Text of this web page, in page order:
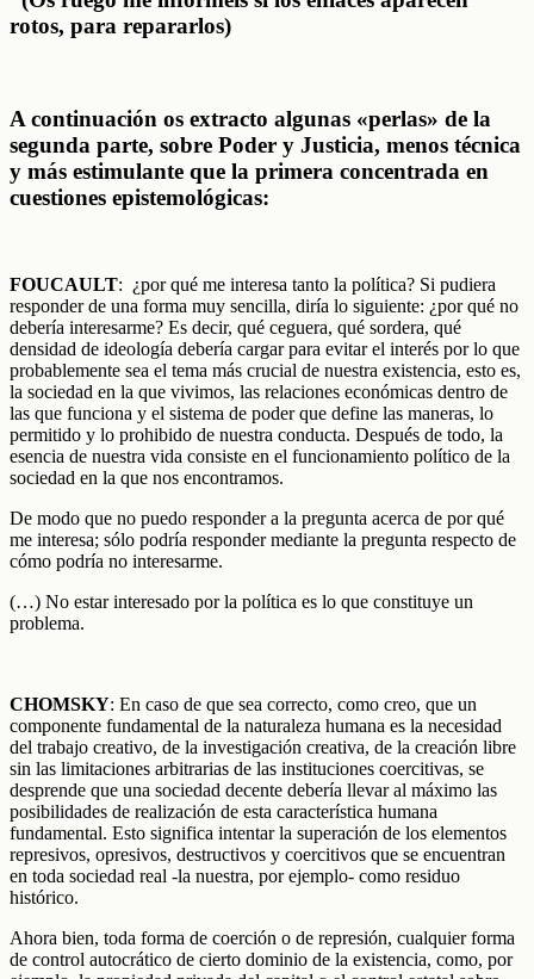
rotos, para repararlos)
A continuación os extracto algunas «perlas» de la
segunda parte, sobre Poder y Justicia, menos técnica
y más estimulante que la primera concentrada en
cuestiones epistemológicas:
FOUCAULT: ¿por qué me interesa tanto la política? Si pudiera
responder de una forma muy sencilla, diría lo siguiente: ¿por qué no
debería interesarme? Es decir, qué ceguera, qué sordera, qué
densidad de ideología debería cargar para evitar el interés por lo que
probablemente sea el tema más crucial de nuestra existencia, esto es,
la sociedad en la que vivimos, las relaciones económicas dentro de
las que funciona y el sistema de poder que define las maneras, lo
permitido y lo prohibido de nuestra conducta. Después de todo, la
esencia de nuestra vida consiste en el funcionamiento político de la
sociedad en la que nos encontramos.
De modo que no puedo responder a la pregunta acerca de por qué
me interesa; sólo podría responder mediante la pregunta respecto de
cómo podría no interesarme.
(…) No estar interesado por la política es lo que constituye un
problema.
CHOMSKY: En caso de que sea correcto, como creo, que un
componente fundamental de la naturaleza humana es la necesidad
del trabajo creativo, de la investigación creativa, de la creación libre
sin las limitaciones arbitrarias de las instituciones coercitivas, se
desprende que una sociedad decente debería llevar al máximo las
posibilidades de realización de esta característica humana
fundamental. Esto significa intentar la superación de los elementos
represivos, opresivos, destructivos y coercitivos que se encuentran
en toda sociedad real -la nuestra, por ejemplo- como residuo
histórico.
Ahora bien, toda forma de coerción o de represión, cualquier forma
de control autocrático de cierto dominio de la existencia, como, por